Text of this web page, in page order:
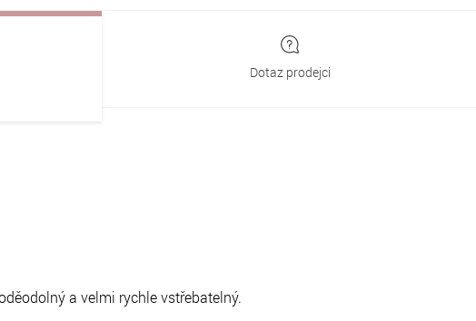
Dotaz prodejci
a velmi rychle vstřebatelný.